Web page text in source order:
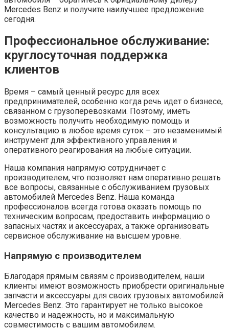
Mercedes Benz и получите наилучшее предложение
сегодня.
Профессиональное обслуживание:
круглосуточная поддержка
клиентов
Время – самый ценный ресурс для всех
предпринимателей, особенно когда речь идет о бизнесе,
связанном с грузоперевозками. Поэтому, иметь
возможность получить необходимую помощь и
консультацию в любое время суток – это незаменимый
инструмент для эффективного управления и
оперативного реагирования на любые ситуации.
Наша компания напрямую сотрудничает с
производителем, что позволяет нам оперативно решать
все вопросы, связанные с обслуживанием грузовых
автомобилей Mercedes Benz. Наша команда
профессионалов всегда готова оказать помощь по
техническим вопросам, предоставить информацию о
запасных частях и аксессуарах, а также организовать
сервисное обслуживание на высшем уровне.
Напрямую с производителем
Благодаря прямым связям с производителем, наши
клиенты имеют возможность приобрести оригинальные
запчасти и аксессуары для своих грузовых автомобилей
Mercedes Benz. Это гарантирует не только высокое
качество и надежность, но и максимальную
совместимость с вашим автомобилем.